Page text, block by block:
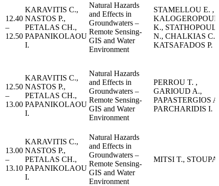
12.40
–
12.50
KARAVITIS C.,
NASTOS P.,
PETALAS CH.,
PAPANIKOLAOU
I.
Natural Hazards
and Effects in
Groundwaters –
Remote Sensing-
GIS and Water
Environment
STAMELLOU E. ,
K.,
N., CHALKIAS C.
KATSAFADOS P.
12.50
–
13.00
KARAVITIS C.,
NASTOS P.,
PETALAS CH.,
PAPANIKOLAOU
I.
Natural Hazards
and Effects in
Groundwaters –
Remote Sensing-
GIS and Water
Environment
PERROU T. ,
GARIOUD A.,
PAPASTERGIOS
PARCHARIDIS I.
13.00
–
13.10
KARAVITIS C.,
NASTOS P.,
PETALAS CH.,
PAPANIKOLAOU
I.
Natural Hazards
and Effects in
Groundwaters –
Remote Sensing-
GIS and Water
Environment
MITSI T.,